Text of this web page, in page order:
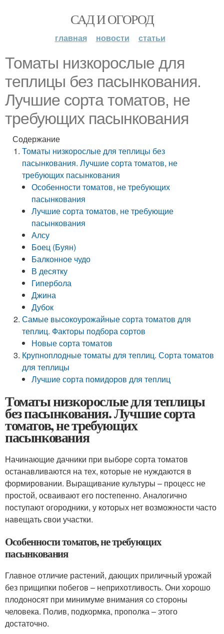
САД И ОГОРОД
главная новости статьи
Томаты низкорослые для
теплицы без пасынкования.
Лучшие сорта томатов, не
требующих пасынкования
Содержание
Томаты низкорослые для теплицы без
пасынкования. Лучшие сорта томатов, не
требующих пасынкования
Особенности томатов, не требующих
пасынкования
Лучшие сорта томатов, не требующие
пасынкования
Алсу
Боец (Буян)
Балконное чудо
В десятку
Гипербола
Джина
Дубок
Самые высокоурожайные сорта томатов для
теплиц. Факторы подбора сортов
Новые сорта томатов
Крупноплодные томаты для теплиц. Сорта томатов
для теплицы
Лучшие сорта помидоров для теплиц
Томаты низкорослые для теплицы
без пасынкования. Лучшие сорта
томатов, не требующих
пасынкования
Начинающие дачники при выборе сорта томатов
останавливаются на тех, которые не нуждаются в
формировании. Выращивание культуры – процесс не
простой, осваивают его постепенно. Аналогично
поступают огородники, у которых нет возможности часто
навещать свои участки.
Особенности томатов, не требующих
пасынкования
Главное отличие растений, дающих приличный урожай
без прищипки побегов – неприхотливость. Они хорошо
плодоносят при минимуме внимания со стороны
человека. Полив, подкормка, прополка – этого
достаточно.